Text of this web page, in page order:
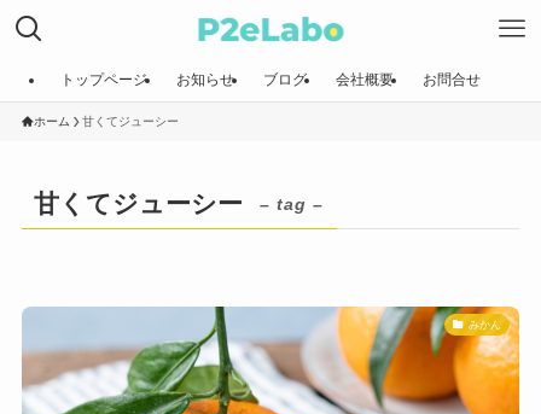
トップページ お知らせ ブログ 会社概要 お問合せ
ホーム 甘くてジューシー
甘くてジューシー – tag –
みかん